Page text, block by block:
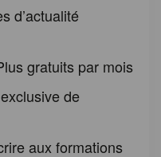
d’actualité
gratuits par mois
de
aux formations